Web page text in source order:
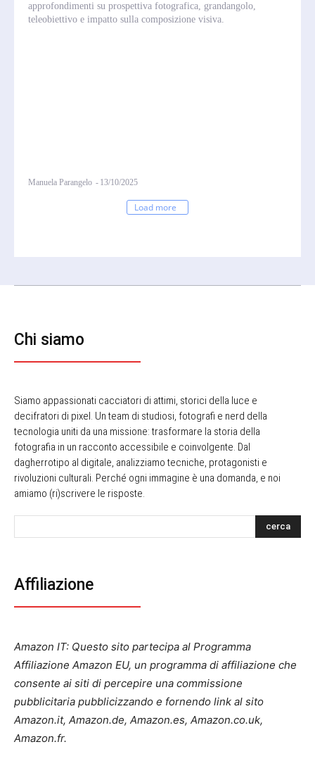
approfondimenti su prospettiva fotografica, grandangolo,
teleobiettivo e impatto sulla composizione visiva.
Manuela Parangelo - 13/10/2025
Load more
Chi siamo
Siamo appassionati cacciatori di attimi, storici della luce e
decifratori di pixel. Un team di studiosi, fotografi e nerd della
tecnologia uniti da una missione: trasformare la storia della
fotografia in un racconto accessibile e coinvolgente. Dal
dagherrotipo al digitale, analizziamo tecniche, protagonisti e
rivoluzioni culturali. Perché ogni immagine è una domanda, e noi
amiamo (ri)scrivere le risposte.
cerca
Affiliazione
Amazon IT: Questo sito partecipa al Programma
Affiliazione Amazon EU, un programma di affiliazione che
consente ai siti di percepire una commissione
pubblicitaria pubblicizzando e fornendo link al sito
Amazon.it, Amazon.de, Amazon.es, Amazon.co.uk,
Amazon.fr.